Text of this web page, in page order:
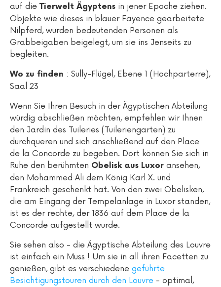
auf die Tierwelt Ägyptens in jener Epoche ziehen.
Objekte wie dieses in blauer Fayence gearbeitete
Nilpferd, wurden bedeutenden Personen als
Grabbeigaben beigelegt, um sie ins Jenseits zu
begleiten.
Wo zu finden : Sully-Flügel, Ebene 1 (Hochparterre),
Saal 23
Wenn Sie Ihren Besuch in der Ägyptischen Abteilung
würdig abschließen möchten, empfehlen wir Ihnen
den Jardin des Tuileries (Tuileriengarten) zu
durchqueren und sich anschließend auf den Place
de la Concorde zu begeben. Dort können Sie sich in
Ruhe den berühmten Obelisk aus Luxor ansehen,
den Mohammed Ali dem König Karl X. und
Frankreich geschenkt hat. Von den zwei Obelisken,
die am Eingang der Tempelanlage in Luxor standen,
ist es der rechte, der 1836 auf dem Place de la
Concorde aufgestellt wurde.
Sie sehen also - die Ägyptische Abteilung des Louvre
ist einfach ein Muss ! Um sie in all ihren Facetten zu
genießen, gibt es verschiedene geführte
Besichtigungstouren durch den Louvre - optimal,